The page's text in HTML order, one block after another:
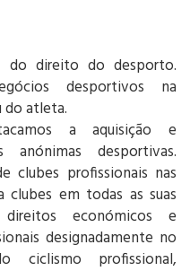
do direito do desporto.
desportivos na
do atleta.
a aquisição e
desportivas.
clubes profissionais nas
clubes em todas as suas
económicos e
designadamente no
profissional,